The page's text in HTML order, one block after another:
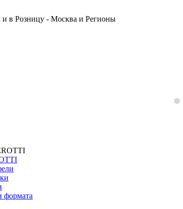
в Розницу - Москва и Регионы
формата